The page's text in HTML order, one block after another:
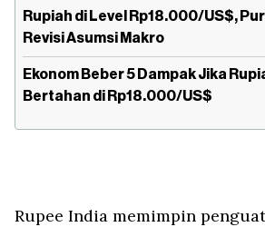
Rupiah di Level Rp18.000/US$,
Revisi Asumsi Makro
Ekonom Beber 5 Dampak Jika
Bertahan di Rp18.000/US$
Rupee India memimpin